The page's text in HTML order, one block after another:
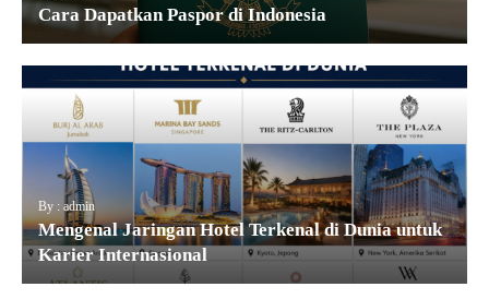
Cara Dapatkan Paspor di Indonesia
By : admin
Mengenal Jaringan Hotel Terkenal di Dunia untuk
Karier Internasional